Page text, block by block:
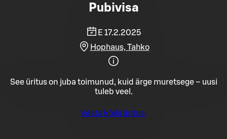
Pubivisa
E 17.2.2025
Hophaus, Tahko
See üritus on juba toimunud, kuid ärge muretsege – uusi
tuleb veel.
Vaata kõiki üritusi